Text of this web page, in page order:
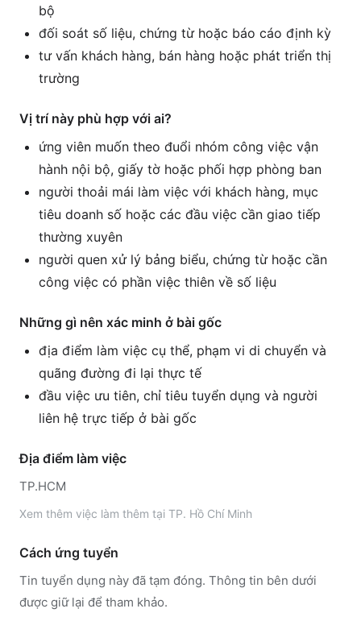
bộ
đối soát số liệu, chứng từ hoặc báo cáo định kỳ
tư vấn khách hàng, bán hàng hoặc phát triển thị
trường
Vị trí này phù hợp với ai?
ứng viên muốn theo đuổi nhóm công việc vận
hành nội bộ, giấy tờ hoặc phối hợp phòng ban
người thoải mái làm việc với khách hàng, mục
tiêu doanh số hoặc các đầu việc cần giao tiếp
thường xuyên
người quen xử lý bảng biểu, chứng từ hoặc cần
công việc có phần việc thiên về số liệu
Những gì nên xác minh ở bài gốc
địa điểm làm việc cụ thể, phạm vi di chuyển và
quãng đường đi lại thực tế
đầu việc ưu tiên, chỉ tiêu tuyển dụng và người
liên hệ trực tiếp ở bài gốc
Địa điểm làm việc
TP.HCM
Xem thêm việc làm thêm tại TP. Hồ Chí Minh
Cách ứng tuyển
Tin tuyển dụng này đã tạm đóng. Thông tin bên dưới
được giữ lại để tham khảo.